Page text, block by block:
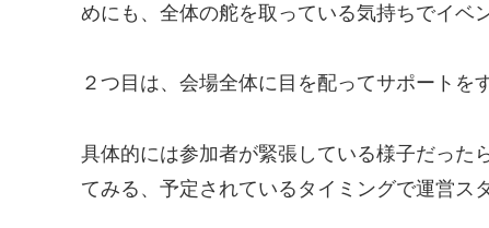
めにも、全体の舵を取っている気持ちでイベ
２つ目は、会場全体に目を配ってサポートを
具体的には参加者が緊張している様子だった
てみる、予定されているタイミングで運営ス